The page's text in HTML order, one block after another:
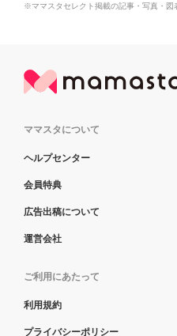
※ママスタセレクト掲載の記事・写真・図
ママスタについて
ヘルプセンター
会員特典
広告出稿について
運営会社
ご利用にあたって
利用規約
プライバシーポリシー